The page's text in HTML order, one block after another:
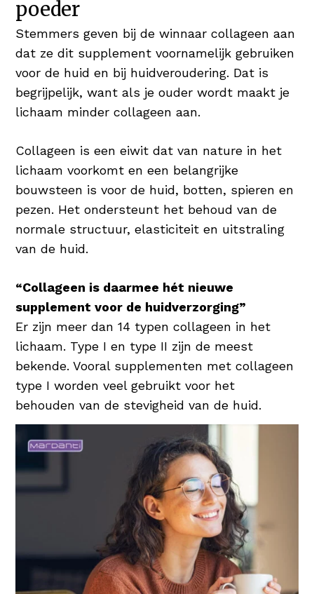
vol & glanzend haar 😉
Koper voor Pigmentatie
Koper is een nuttig mineraal en heeft een
positief resultaat op huid en haar. Koper
bevordert de normale pigmentatie van de
Hyaluronzuur als Vochtinbrenger
Hyaluronzuur is booming! Verschillende
verzorgingsproducten bieden het
geweldige bestandsdeel aan in serums
en/of daghydratatie. Hyaluronzuur is een
keer zijn gewicht in water kan dragen,
waardoor de huid wordt gehydrateerd en
beschermd. Een uitstekende
vochtinbrenger dus voor elke huidconditie!
poeder
Stemmers geven bij de winnaar collageen aan
dat ze dit supplement voornamelijk gebruiken
voor de huid en bij huidveroudering. Dat is
begrijpelijk, want als je ouder wordt maakt je
lichaam minder collageen aan.
Collageen is een eiwit dat van nature in het
lichaam voorkomt en een belangrijke
bouwsteen is voor de huid, botten, spieren en
pezen. Het ondersteunt het behoud van de
normale structuur, elasticiteit en uitstraling
van de huid.
“Collageen is daarmee hét nieuwe
supplement voor de huidverzorging”
Er zijn meer dan 14 typen collageen in het
lichaam. Type I en type II zijn de meest
bekende. Vooral supplementen met collageen
type I worden veel gebruikt voor het
behouden van de stevigheid van de huid.